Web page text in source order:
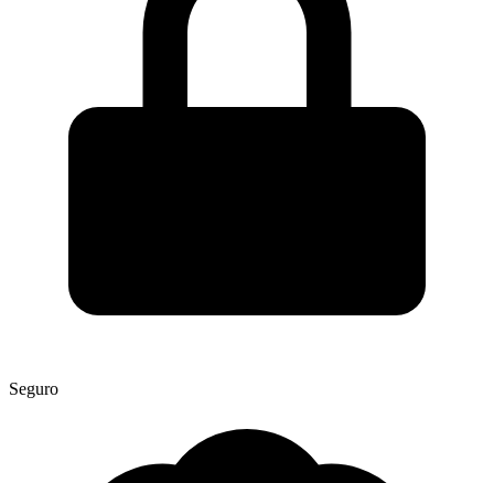
Seguro